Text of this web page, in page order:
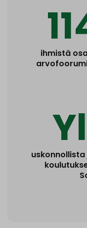
ihmistä